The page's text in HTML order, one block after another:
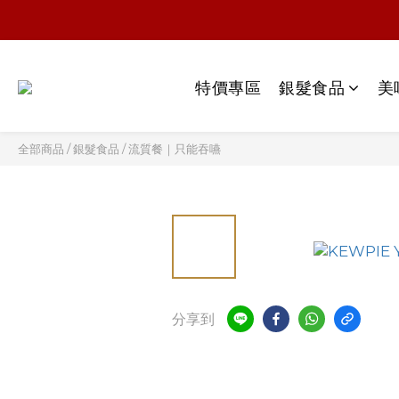
特價專區 銀髮食品 美
全部商品 /銀髮食品 /流質餐｜只能吞嚥
分享到